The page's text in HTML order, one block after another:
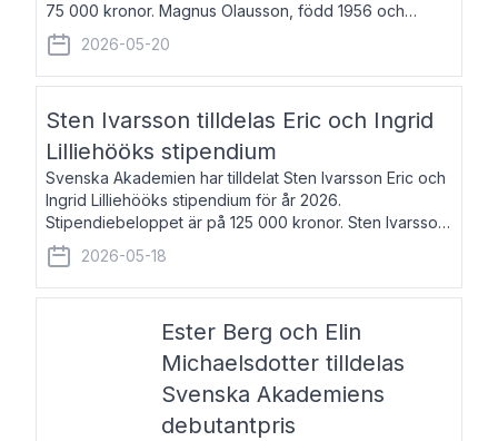
75 000 kronor. Magnus Olausson, född 1956 och
bosatt i Stockholm, är konstvetare, museiman och
hovman. Han disputerade 1993 vid Uppsala un
2026-05-20
Sten Ivarsson tilldelas Eric och Ingrid
Lilliehööks stipendium
Svenska Akademien har tilldelat Sten Ivarsson Eric och
Ingrid Lilliehööks stipendium för år 2026.
Stipendiebeloppet är på 125 000 kronor. Sten Ivarsson,
född 1979, är mediateksamordnare vid
Söderslättsgymnasiet i Trelleborg. Här har han på
2026-05-18
Ester Berg och Elin
Michaelsdotter tilldelas
Svenska Akademiens
debutantpris